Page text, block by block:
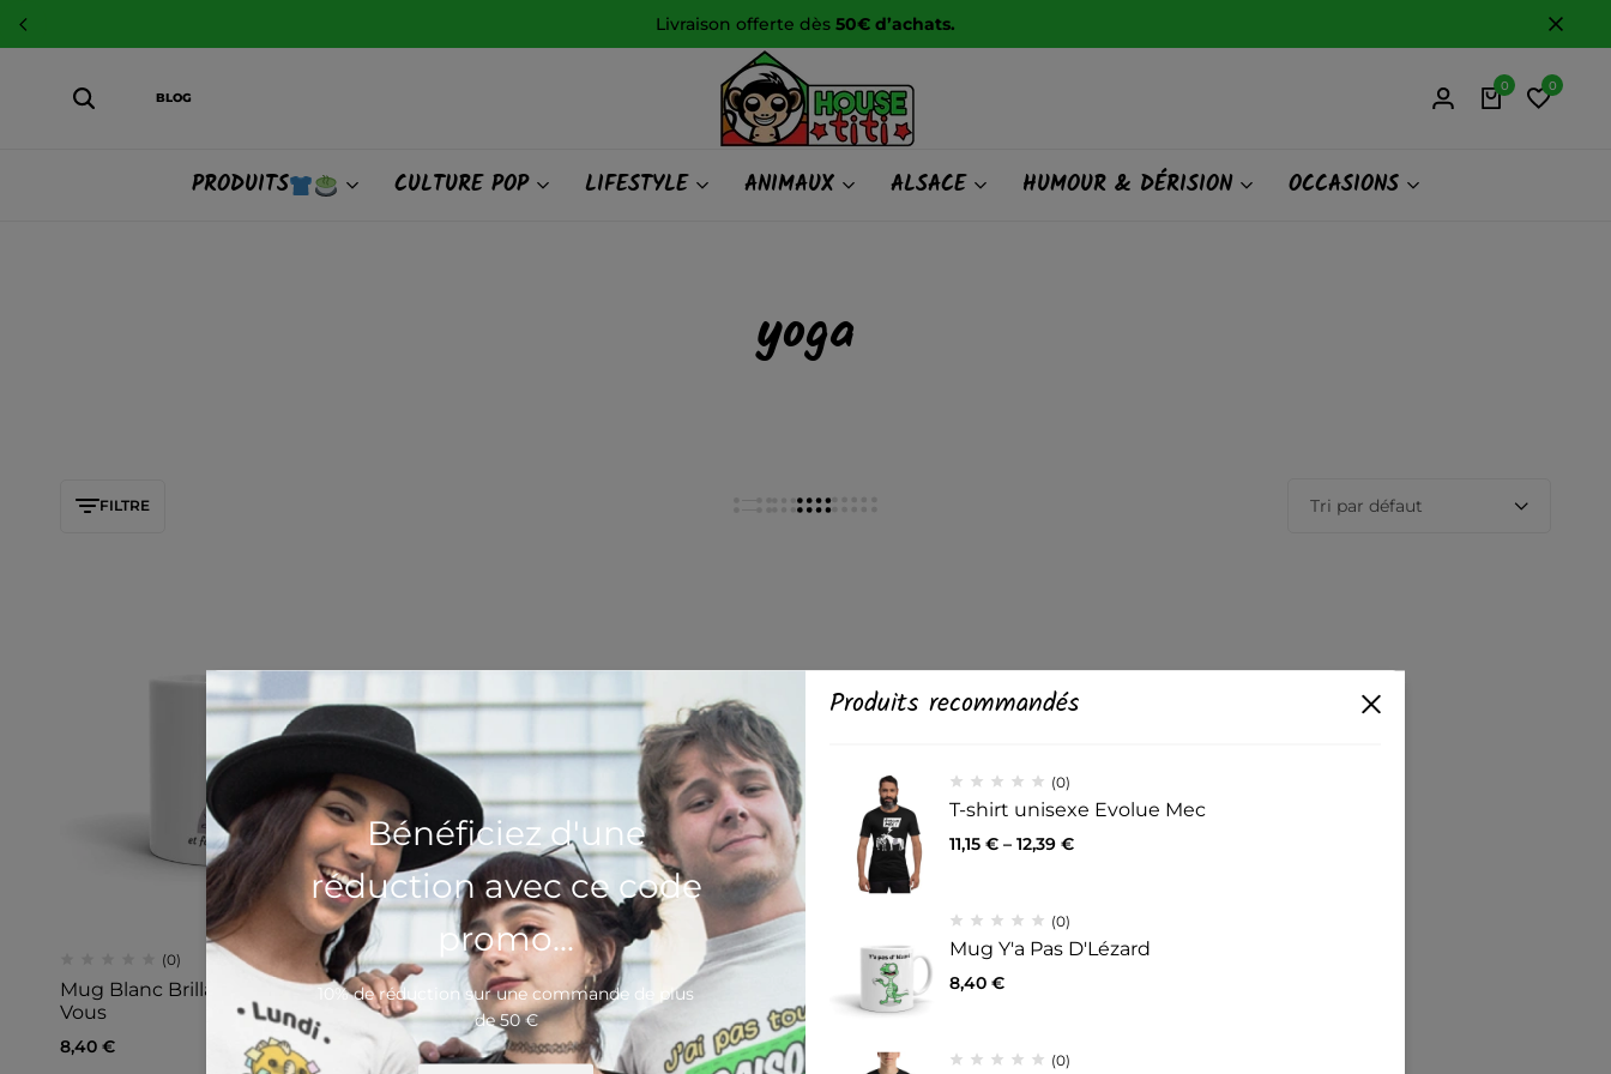
Livraison offerte dès 50€ d’achats.
BLOG
0 0
PRODUITS CULTURE POP LIFESTYLE ANIMAUX ALSACE HUMOUR & DÉRISION OCCASIONS
yoga
FILTRE Tri par défaut
(0)
Mug Blanc Brillant Yoga Détendez-
Vous
8,40 €
Bénéficiez d'une
réduction avec ce code
promo...
10% de réduction sur une commande de plus
de 50 €
Produits recommandés
(0)
T-shirt unisexe Evolue Mec
11,15 € – 12,39 €
(0)
Mug Y'a Pas D'Lézard
8,40 €
(0)